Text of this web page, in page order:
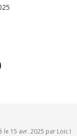
le 15 avr. 2025 par Loic I